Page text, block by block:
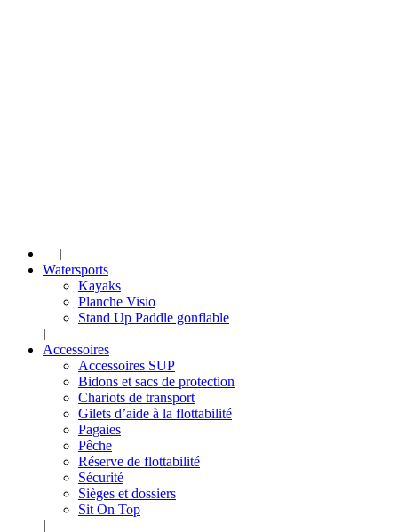
Watersports
Kayaks
Planche Visio
Stand Up Paddle gonflable
Accessoires
Accessoires SUP
Bidons et sacs de protection
Chariots de transport
Gilets d’aide à la flottabilité
Pagaies
Pêche
Réserve de flottabilité
Sécurité
Sièges et dossiers
Sit On Top